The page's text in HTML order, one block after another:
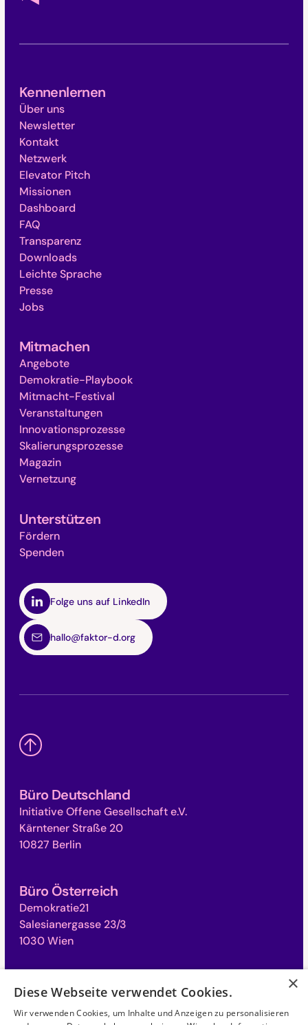
Folge uns auf LinkedIn
hallo@faktor-d.org
Kennenlernen
Über uns
Newsletter
Kontakt
Netzwerk
Elevator Pitch
Missionen
Dashboard
FAQ
Transparenz
Downloads
Leichte Sprache
Presse
Jobs
Mitmachen
Angebote
Demokratie-Playbook
Mitmacht-Festival
Veranstaltungen
Innovationsprozesse
Skalierungsprozesse
Magazin
Vernetzung
Unterstützen
Fördern
Spenden
Büro Deutschland
Initiative Offene Gesellschaft e.V.
Kärntener Straße 20
10827 Berlin
Büro Österreich
Demokratie21
Salesianergasse 23/3
1030 Wien
Büro Schweiz
Monbijoustrasse 31
×
Diese Webseite verwendet Cookies.
Wir verwenden Cookies, um Inhalte und Anzeigen zu personalisieren